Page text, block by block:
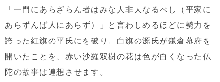
「一門にあらざらん者はみな人非人なるべし（平家に
あらずんば人にあらず）」と言わしめるほどに勢力を
誇った紅旗の平氏にを破り、白旗の源氏が鎌倉幕府を
開いたことを、赤い沙羅双樹の花は色が白くなった仏
陀の故事は連想させます。